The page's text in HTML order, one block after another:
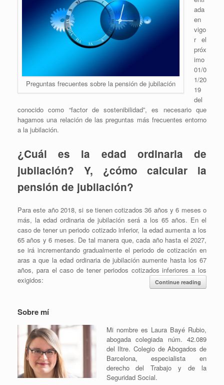
Preguntas frecuentes sobre la pensión de jubilación
ada
en
vigo
r el
próx
imo
01/0
1/20
19
del
conocido como “factor de sostenibilidad”, es necesario que
hagamos una relación de las preguntas más frecuentes entorno
a la jubilación.
¿Cuál es la edad ordinaria de
jubilación? Y, ¿cómo calcular la
pensión de jubilación?
Para este año 2018, si se tienen cotizados 36 años y 6 meses o
más, la edad ordinaria de jubilación será a los 65 años. En el
caso de tener un periodo cotizado inferior, la edad aumenta a los
65 años y 6 meses. De tal manera que, cada año hasta el 2027,
se irá incrementando gradualmente el periodo de cotización en
aras a que la edad ordinaria de jubilación aumente hasta los 67
años, para el caso de tener periodos cotizados inferiores a los
exigidos:
Continue reading
Sobre mí
Mi nombre es Laura Bayé Rubio,
abogada colegiada núm. 42.089
del Iltre. Colegio de Abogados de
Barcelona, especialista en
derecho del Trabajo y de la
Seguridad Social.